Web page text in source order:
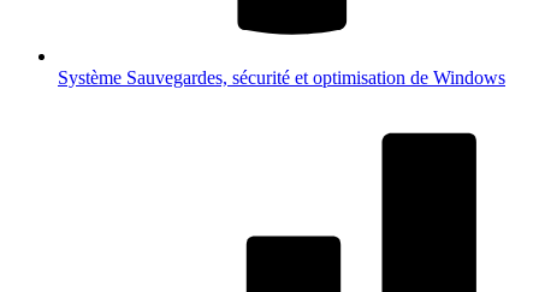
Système Sauvegardes, sécurité et optimisation de Windows